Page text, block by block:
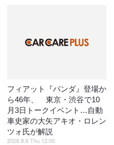
フィアット『パンダ』登場か
ら46年、 東京・渋谷で10
月3日トークイベント…自動
車史家の大矢アキオ・ロレン
ツォ氏が解説
2026.8.6 Thu 12:00